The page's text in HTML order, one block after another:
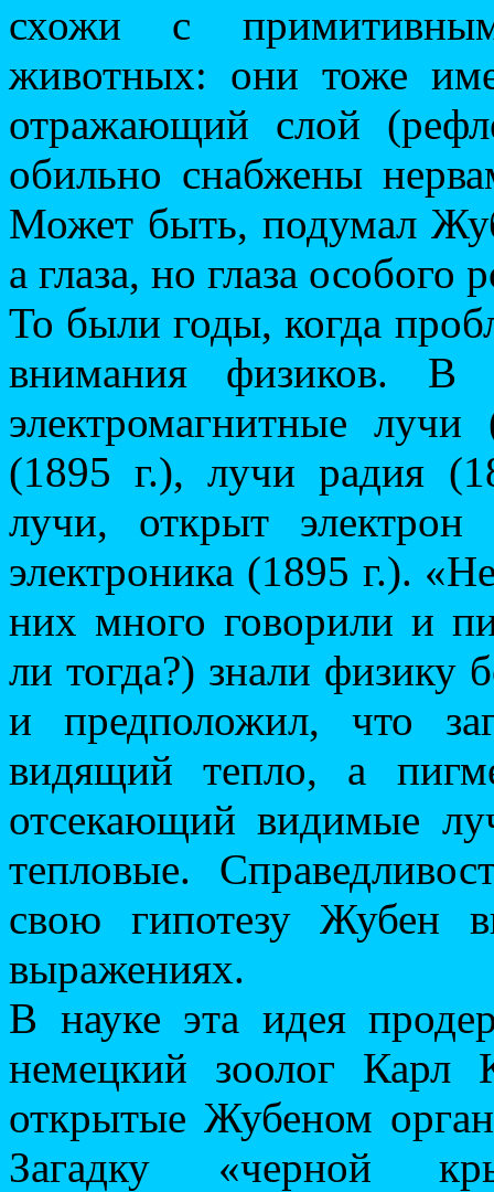
схожи с
животных: они тоже
отражающий слой
обильно снабжены
Может быть, подумал
а глаза, но глаза особого
То были годы, когда
внимания физиков. В
электромагнитные
(1895 г.), лучи радия
лучи, открыт
электроника (1895 г.).
них много говорили и
ли тогда?) знали
и предположил, что
видящий тепло, а
отсекающий видимые
тепловые.
свою гипотезу Жубен
выражениях.
В науке эта идея
немецкий зоолог Карл
открытые Жубеном
Загадку «черной